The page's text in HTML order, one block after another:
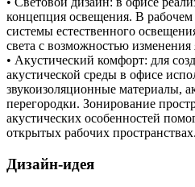
концепция освещения. В рабочем
системы естественного
света с возможностью изменения
• Акустический комфорт: для
акустической среды в офисе
звукоизоляционные материалы,
перегородки. Зонирование
акустических особенностей
открытых рабочих пространствах.
Дизайн-идея